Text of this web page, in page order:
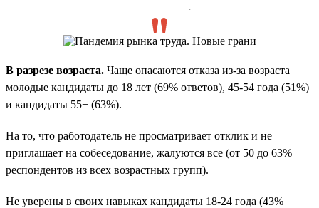
.
В разрезе возраста. Чаще опасаются отказа из-за возраста
молодые кандидаты до 18 лет (69% ответов), 45-54 года (51%)
и кандидаты 55+ (63%).
На то, что работодатель не просматривает отклик и не
приглашает на собеседование, жалуются все (от 50 до 63%
респондентов из всех возрастных групп).
Не уверены в своих навыках кандидаты 18-24 года (43%